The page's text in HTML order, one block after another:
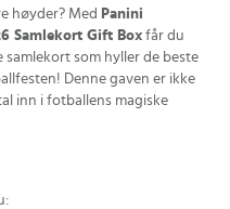
høyder? Med Panini
Samlekort Gift Box får du
som hyller de beste
Denne gaven er ikke
inn i fotballens magiske